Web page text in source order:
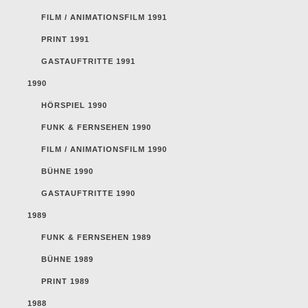
FILM / ANIMATIONSFILM 1991
PRINT 1991
GASTAUFTRITTE 1991
1990
HÖRSPIEL 1990
FUNK & FERNSEHEN 1990
FILM / ANIMATIONSFILM 1990
BÜHNE 1990
GASTAUFTRITTE 1990
1989
FUNK & FERNSEHEN 1989
BÜHNE 1989
PRINT 1989
1988